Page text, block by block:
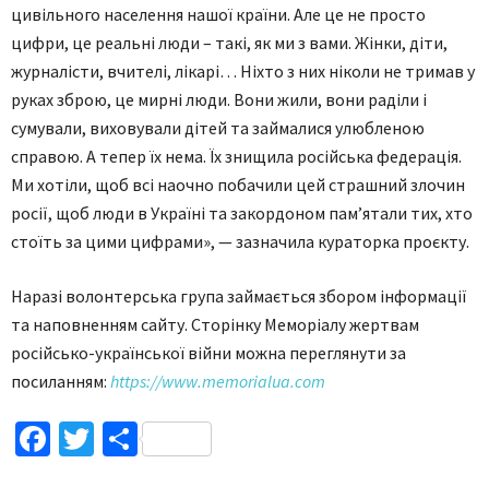
цивільного населення нашої країни. Але це не просто
цифри, це реальні люди – такі, як ми з вами. Жінки, діти,
журналісти, вчителі, лікарі… Ніхто з них ніколи не тримав у
руках зброю, це мирні люди. Вони жили, вони раділи і
сумували, виховували дітей та займалися улюбленою
справою. А тепер їх нема. Їх знищила російська федерація.
Ми хотіли, щоб всі наочно побачили цей страшний злочин
росії, щоб люди в Україні та закордоном пам’ятали тих, хто
стоїть за цими цифрами», — зазначила кураторка проєкту.
Наразі волонтерська група займається збором інформації
та наповненням сайту. Сторінку Меморіалу жертвам
російсько-української війни можна переглянути за
посиланням: https://www.memorialua.com
Facebook
TwitterПоділитися